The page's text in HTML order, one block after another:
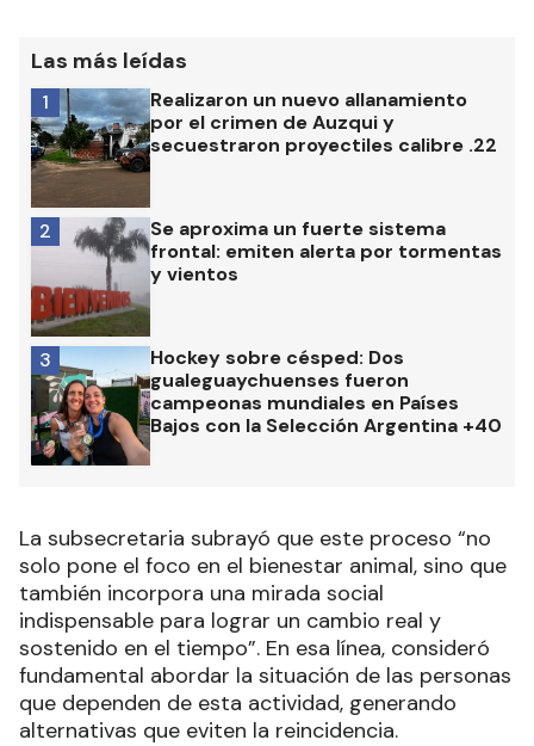
Las más leídas
Realizaron un nuevo allanamiento
por el crimen de Auzqui y
secuestraron proyectiles calibre .22
1
Se aproxima un fuerte sistema
frontal: emiten alerta por tormentas
y vientos
2
Hockey sobre césped: Dos
gualeguaychuenses fueron
campeonas mundiales en Países
Bajos con la Selección Argentina +40
3
La subsecretaria subrayó que este proceso “no
solo pone el foco en el bienestar animal, sino que
también incorpora una mirada social
indispensable para lograr un cambio real y
sostenido en el tiempo”. En esa línea, consideró
fundamental abordar la situación de las personas
que dependen de esta actividad, generando
alternativas que eviten la reincidencia.